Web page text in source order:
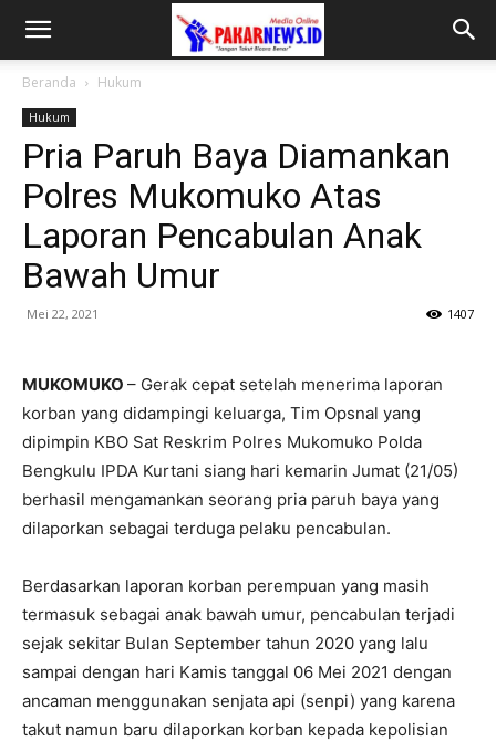
Beranda Hukum
Hukum
Pria Paruh Baya Diamankan
Polres Mukomuko Atas
Laporan Pencabulan Anak
Bawah Umur
Mei 22, 2021 1407
MUKOMUKO – Gerak cepat setelah menerima laporan
korban yang didampingi keluarga, Tim Opsnal yang
dipimpin KBO Sat Reskrim Polres Mukomuko Polda
Bengkulu IPDA Kurtani siang hari kemarin Jumat (21/05)
berhasil mengamankan seorang pria paruh baya yang
dilaporkan sebagai terduga pelaku pencabulan.
Berdasarkan laporan korban perempuan yang masih
termasuk sebagai anak bawah umur, pencabulan terjadi
sejak sekitar Bulan September tahun 2020 yang lalu
sampai dengan hari Kamis tanggal 06 Mei 2021 dengan
ancaman menggunakan senjata api (senpi) yang karena
takut namun baru dilaporkan korban kepada kepolisian